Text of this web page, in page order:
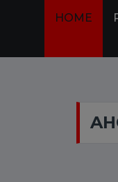
HOME
PSICÓLOGA: